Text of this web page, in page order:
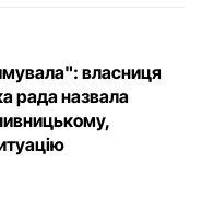
власниця
рада назвала